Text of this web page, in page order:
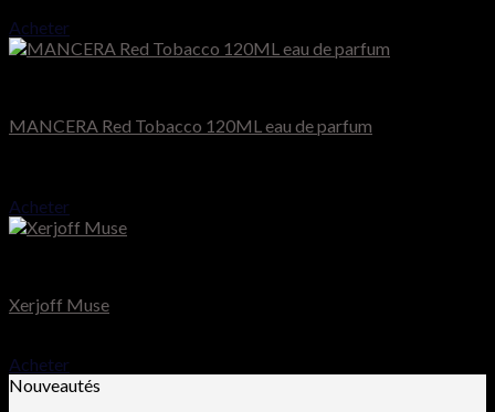
Acheter
MANCERA Red Tobacco 120ML eau de parfum
Acheter
Xerjoff Muse
Acheter
Nouveautés